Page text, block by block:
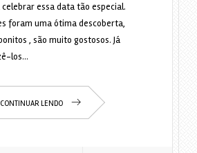
essa data tão especial.
foram uma ótima descoberta,
, são muito gostosos. Já
los…
CONTINUAR LENDO